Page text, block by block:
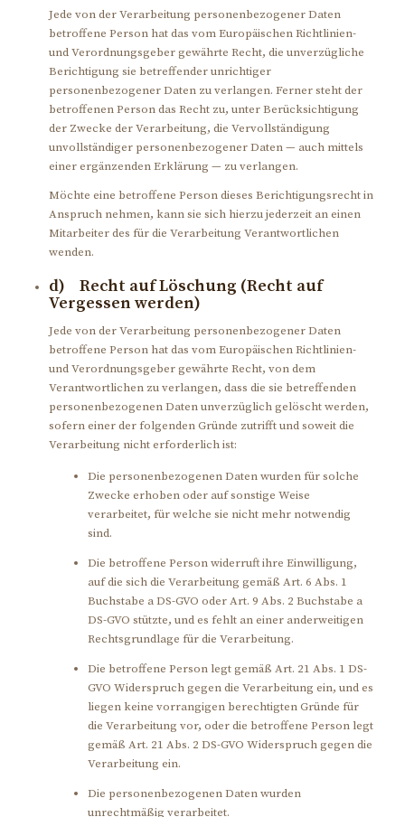
Jede von der Verarbeitung personenbezogener Daten
betroffene Person hat das vom Europäischen Richtlinien-
und Verordnungsgeber gewährte Recht, die unverzügliche
Berichtigung sie betreffender unrichtiger
personenbezogener Daten zu verlangen. Ferner steht der
betroffenen Person das Recht zu, unter Berücksichtigung
der Zwecke der Verarbeitung, die Vervollständigung
unvollständiger personenbezogener Daten — auch mittels
einer ergänzenden Erklärung — zu verlangen.
Möchte eine betroffene Person dieses Berichtigungsrecht in
Anspruch nehmen, kann sie sich hierzu jederzeit an einen
Mitarbeiter des für die Verarbeitung Verantwortlichen
wenden.
d) Recht auf Löschung (Recht auf
Vergessen werden)
Jede von der Verarbeitung personenbezogener Daten
betroffene Person hat das vom Europäischen Richtlinien-
und Verordnungsgeber gewährte Recht, von dem
Verantwortlichen zu verlangen, dass die sie betreffenden
personenbezogenen Daten unverzüglich gelöscht werden,
sofern einer der folgenden Gründe zutrifft und soweit die
Verarbeitung nicht erforderlich ist:
Die personenbezogenen Daten wurden für solche
Zwecke erhoben oder auf sonstige Weise
verarbeitet, für welche sie nicht mehr notwendig
sind.
Die betroffene Person widerruft ihre Einwilligung,
auf die sich die Verarbeitung gemäß Art. 6 Abs. 1
Buchstabe a DS-GVO oder Art. 9 Abs. 2 Buchstabe a
DS-GVO stützte, und es fehlt an einer anderweitigen
Rechtsgrundlage für die Verarbeitung.
Die betroffene Person legt gemäß Art. 21 Abs. 1 DS-
GVO Widerspruch gegen die Verarbeitung ein, und es
liegen keine vorrangigen berechtigten Gründe für
die Verarbeitung vor, oder die betroffene Person legt
gemäß Art. 21 Abs. 2 DS-GVO Widerspruch gegen die
Verarbeitung ein.
Die personenbezogenen Daten wurden
unrechtmäßig verarbeitet.